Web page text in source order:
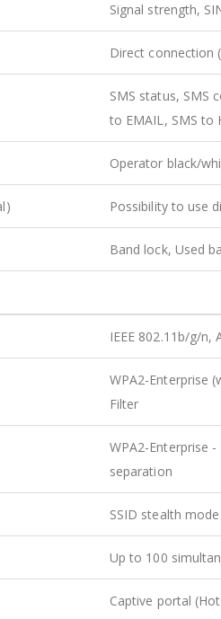
Signal strength,
Direct connection
SMS status, SMS
to EMAIL, SMS to
Operator black/
Possibility to use
Band lock, Used
IEEE 802.11b/g/n,
WPA2-Enterprise
Filter
WPA2-Enterprise -
separation
SSID stealth
Up to 100
Captive portal